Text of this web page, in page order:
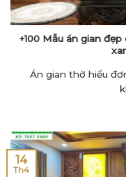
+100 Mẫu án gian
Án gian thờ hiểu
14
Th4